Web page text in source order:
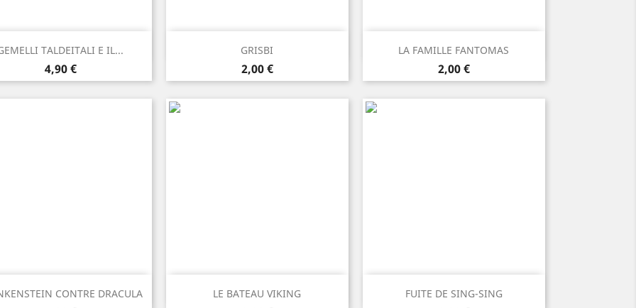
TALDEITALI E IL...
Prezzo
4,90 €
 Anteprima GRISBI
Prezzo
2,00 €
Anteprima LA FAMILLE FANTOMAS
Prezzo
2,00 €
Anteprima
CONTRE DRACULA
Anteprima LE BATEAU VIKING
Anteprima FUITE DE SING-SING
 Anteprima